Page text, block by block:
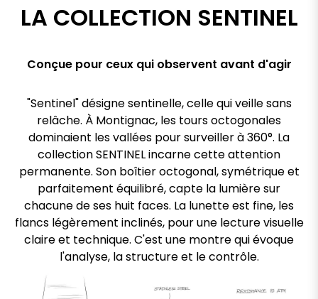
LA COLLECTION SENTINEL
Conçue pour ceux qui observent avant d'agir
"Sentinel" désigne sentinelle, celle qui veille sans
relâche. À Montignac, les tours octogonales
dominaient les vallées pour surveiller à 360°. La
collection SENTINEL incarne cette attention
permanente. Son boîtier octogonal, symétrique et
parfaitement équilibré, capte la lumière sur
chacune de ses huit faces. La lunette est fine, les
flancs légèrement inclinés, pour une lecture visuelle
claire et technique. C'est une montre qui évoque
l'analyse, la structure et le contrôle.